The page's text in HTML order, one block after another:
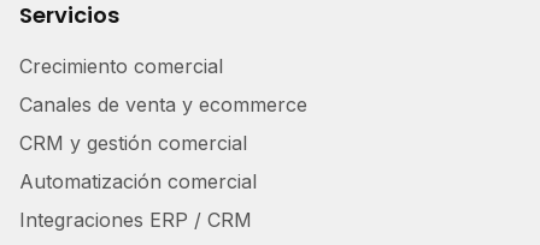
Servicios
Crecimiento comercial
Canales de venta y ecommerce
CRM y gestión comercial
Automatización comercial
Integraciones ERP / CRM